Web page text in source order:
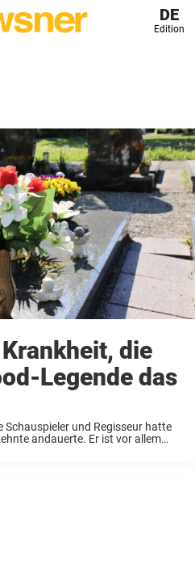
DE
Edition
die
Legende das
Schauspieler und Regisseur hatte
andauerte. Er ist vor allem